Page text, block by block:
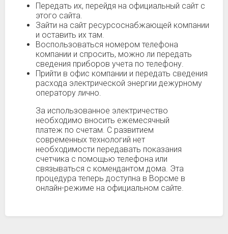
Передать их, перейдя на официальный сайт с
этого сайта.
Зайти на сайт ресурсоснабжающей компании
и оставить их там.
Воспользоваться номером телефона
компании и спросить, можно ли передать
сведения приборов учета по телефону.
Прийти в офис компании и передать сведения
расхода электрической энергии дежурному
оператору лично.
За использованное электричество
необходимо вносить ежемесячный
платеж по счетам. С развитием
современных технологий нет
необходимости передавать показания
счетчика с помощью телефона или
связываться с комендантом дома. Эта
процедура теперь доступна в Ворсме в
онлайн-режиме на официальном сайте.